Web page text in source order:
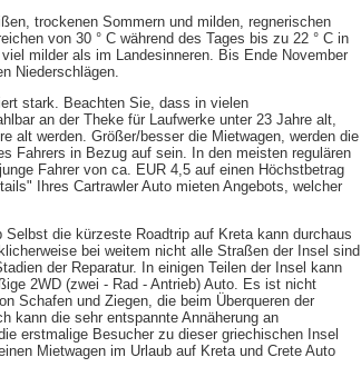
trockenen Sommern und milden, regnerischen
von 30 ° C während des Tages bis zu 22 ° C in
milder als im Landesinneren. Bis Ende November
Niederschlägen.
stark. Beachten Sie, dass in vielen
an der Theke für Laufwerke unter 23 Jahre alt,
alt werden. Größer/besser die Mietwagen, werden die
Fahrers in Bezug auf sein. In den meisten regulären
Fahrer von ca. EUR 4,5 auf einen Höchstbetrag
Ihres Cartrawler Auto mieten Angebots, welcher
die kürzeste Roadtrip auf Kreta kann durchaus
bei weitem nicht alle Straßen der Insel sind
der Reparatur. In einigen Teilen der Insel kann
2WD (zwei - Rad - Antrieb) Auto. Es ist nicht
Schafen und Ziegen, die beim Überqueren der
kann die sehr entspannte Annäherung an
erstmalige Besucher zu dieser griechischen Insel
Mietwagen im Urlaub auf Kreta und Crete Auto